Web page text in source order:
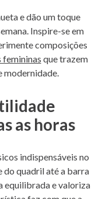
e dão um toque
Inspire-se em
composições
femininas que trazem
modernidade.
as horas
indispensáveis no
do quadril até a barra
equilibrada e valoriza